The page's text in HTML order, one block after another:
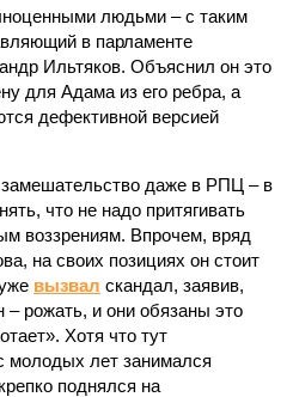
людьми – с таким
в парламенте
Ильтяков. Объяснил он это
для Адама из его ребра, а
дефективной версией
даже в РПЦ – в
что не надо притягивать
воззрениям. Впрочем, вряд
на своих позициях он стоит
вызвал скандал, заявив,
– рожать, и они обязаны это
Хотя что тут
молодых лет занимался
поднялся на